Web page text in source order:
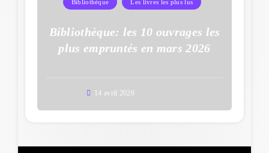
Bibliothèque Les livres les plus lus
Bibliothèque: les 10 ouvrages les
plus empruntés en mars 2026
14 avril 2026